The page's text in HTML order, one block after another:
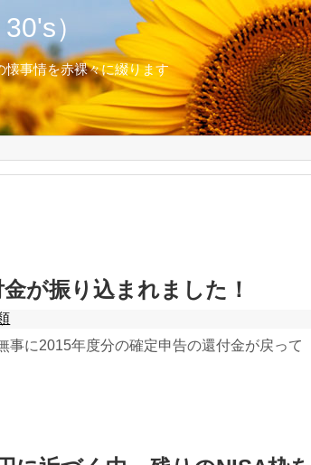
）
懐事情を赤裸々に綴ります
が振り込まれました！
事に2015年度分の確定申告の還付金が戻って